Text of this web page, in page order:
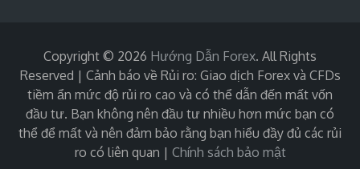
Copyright © 2026 Hướng Dẫn Forex. All Rights
Reserved | Cảnh báo về Rủi ro: Giao dịch Forex và CFDs
tiềm ẩn mức độ rủi ro cao và có thể dẫn đến mất vốn
đầu tư. Bạn không nên đầu tư nhiều hơn mức bạn có
thể để mất và nên đảm bảo rằng bạn hiểu đầy đủ các rủi
ro có liên quan | Chính sách bảo mật